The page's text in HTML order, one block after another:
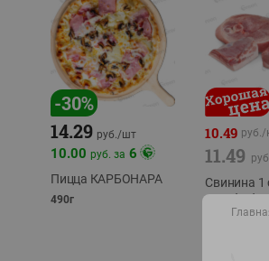
-30%
14.29 руб./шт
10.00 руб. за 6
Пицца КАРБОНАРА
490г
10.49 руб./
11.49
Свинина 1